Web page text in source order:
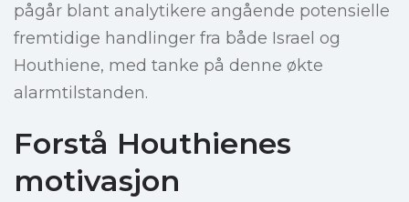
pågår blant analytikere angående potensielle
fremtidige handlinger fra både Israel og
Houthiene, med tanke på denne økte
alarmtilstanden.
Forstå Houthienes
motivasjon